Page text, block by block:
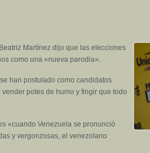
Martínez dijo que las elecciones
como una «nueva parodia».
han postulado como candidatos
potes de humo y fingir que todo
«cuando Venezuela se pronunció
y vergonzosas, el venezolano